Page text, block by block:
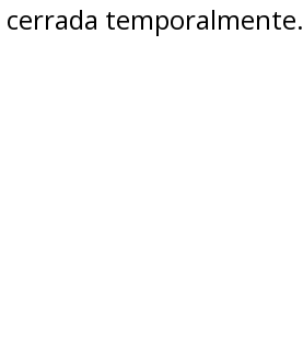
temporalmente.